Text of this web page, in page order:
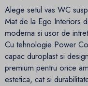
Alege setul vas WC
Mat de la Ego Interiors
moderna si usor de
Cu tehnologie Power
capac duroplast si
premium pentru orice
estetica, cat si